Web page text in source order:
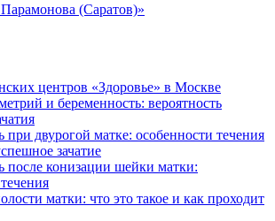
(Саратов)»
центров «Здоровье» в Москве
и беременность: вероятность
при двурогой матке: особенности течения
зачатие
после конизации шейки матки:
матки: что это такое и как проходит